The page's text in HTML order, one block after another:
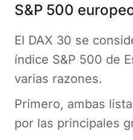
S&P 500
El DAX 30 se
índice S&P 500 de
varias razones.
Primero, ambas
por las principales